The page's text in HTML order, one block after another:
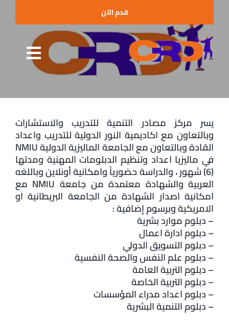
content
قدم الآن
الرئيسية
من نحن
البرامج التدريبية
الإستشارات
العملاء والشراكات
الأخبار
يسر مركز مصادر التنمية للتدريب والاستشارات
وبالتعاون مع اكاديمية النور الدولية للتدريب واعداد
القادة وبالتعاون مع الجامعة الماليزية الدولية NMIU
في ماليزيا اعداد وتنظيم الدبلومات المهنية ومدتها
(6) شهور ، والدراسة حضورياً وامكانية أونلاين وباللغه
العربية والشهادة معتمدة من جامعة NMIU مع
امكانية اصدار الشهادة من الجامعة البريطانية او
الامريكية وبرسوم إضافية :
– دبلوم موارد بشرية
– دبلوم ادارة اعمال
– دبلوم التسويق الدولي
– دبلوم علم النفس والصحة النفسية
– دبلوم التربية العامة
– دبلوم التربية الخاصة
– دبلوم اعداد مدراء المؤسسات
– دبلوم التنمية البشرية